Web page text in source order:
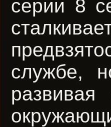
серии 8
службе,